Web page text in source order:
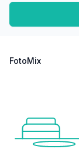
FotoMix